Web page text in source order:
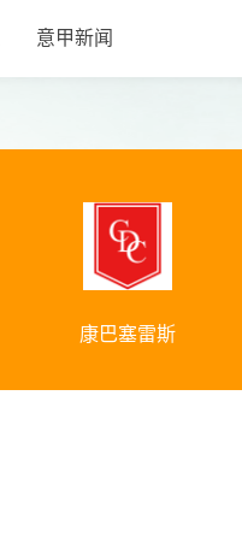
意甲新闻
康巴塞雷斯